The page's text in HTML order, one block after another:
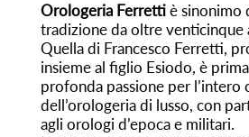
Orologeria Ferrettiè sinonimo
tradizione da oltre venticinque
Quella di Francesco Ferretti,
insieme al figlio Esiodo, è
profonda passione per l’intero
dell’orologeria di lusso, con
agli orologi d’epoca e militari.